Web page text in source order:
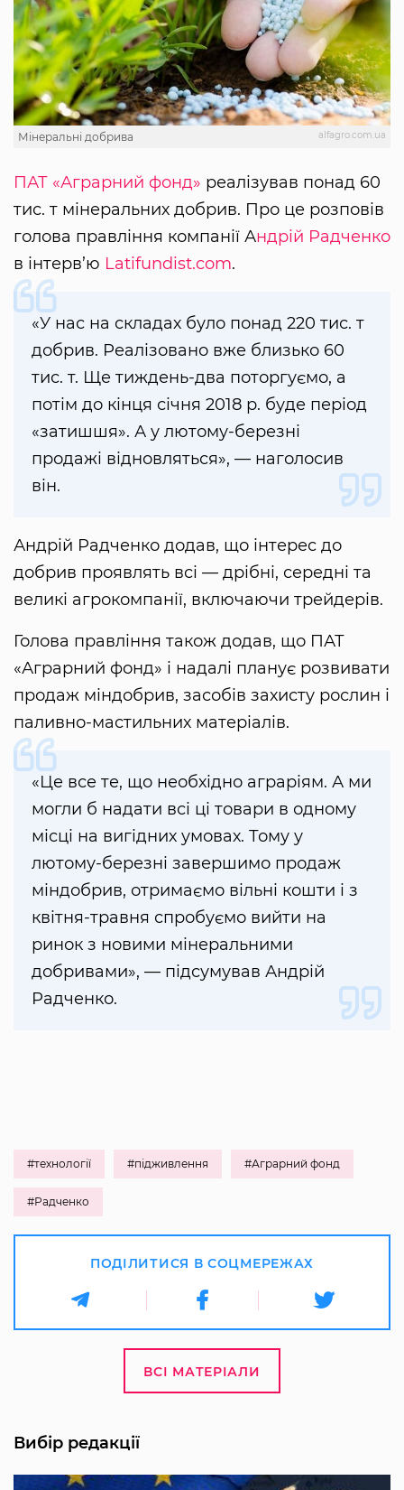
alfagro.com.ua
Мінеральні добрива
ПАТ «Аграрний фонд» реалізував понад 60
тис. т мінеральних добрив. Про це розповів
голова правління компанії Андрій Радченко
в інтерв’ю Latifundist.com.
«У нас на складах було понад 220 тис. т
добрив. Реалізовано вже близько 60
тис. т. Ще тиждень-два поторгуємо, а
потім до кінця січня 2018 р. буде період
«затишшя». А у лютому-березні
продажі відновляться», — наголосив
він.
Андрій Радченко додав, що інтерес до
добрив проявлять всі — дрібні, середні та
великі агрокомпанії, включаючи трейдерів.
Голова правління також додав, що ПАТ
«Аграрний фонд» і надалі планує розвивати
продаж міндобрив, засобів захисту рослин і
паливно-мастильних матеріалів.
«Це все те, що необхідно аграріям. А ми
могли б надати всі ці товари в одному
місці на вигідних умовах. Тому у
лютому-березні завершимо продаж
міндобрив, отримаємо вільні кошти і з
квітня-травня спробуємо вийти на
ринок з новими мінеральними
добривами», — підсумував Андрій
Радченко.
#технології #підживлення #Аграрний фонд
#Радченко
ПОДІЛИТИСЯ В СОЦМЕРЕЖАХ
ВСІ МАТЕРІАЛИ
Вибір редакції